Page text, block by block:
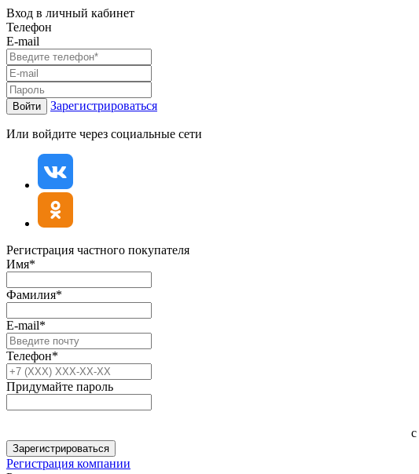
Вход в личный кабинет
Телефон
E-mail
Войти Зарегистрироваться
Или войдите через социальные сети
Регистрация частного покупателя
Имя*
Фамилия*
E-mail*
Телефон*
Придумайте пароль
с
Зарегистрироваться
Регистрация компании